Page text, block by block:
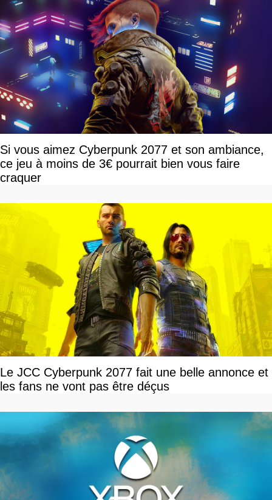
Si vous aimez Cyberpunk 2077 et son ambiance,
ce jeu à moins de 3€ pourrait bien vous faire
craquer
Le JCC Cyberpunk 2077 fait une belle annonce et
les fans ne vont pas être déçus